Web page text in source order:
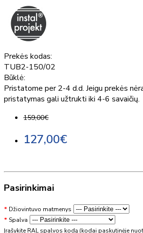
Prekės kodas:
TUB2-150/02
Būklė:
Pristatome per 2-4 d.d. Jeigu prekės
pristatymas gali užtrukti iki 4-6 savaičių.
159,00€
127,00€
Pasirinkimai
Džiovintuvo matmenys
Spalva
Įrašykite RAL spalvos kodą (kodai paskutinėje